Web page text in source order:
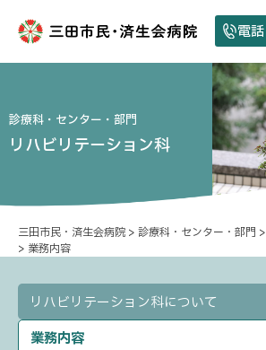
電話
診療科・センター・部門
リハビリテーション科
三田市民・済生会病院 > 診療科・センター・部門 >
> 業務内容
リハビリテーション科について
業務内容